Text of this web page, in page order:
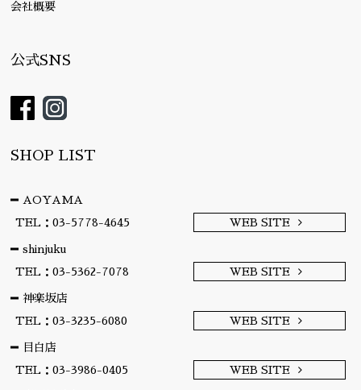
会社概要
公式SNS
SHOP LIST
AOYAMA
TEL：03-5778-4645
WEB SITE
shinjuku
TEL：03-5362-7078
WEB SITE
神楽坂店
TEL：03-3235-6080
WEB SITE
目白店
TEL：03-3986-0405
WEB SITE